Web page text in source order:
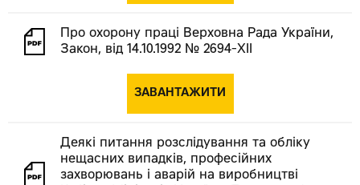
Про охорону праці Верховна Рада України,
Закон, від 14.10.1992 № 2694-XII
ЗАВАНТАЖИТИ
Деякі питання розслідування та обліку
нещасних випадків, професійних
захворювань і аварій на виробництві